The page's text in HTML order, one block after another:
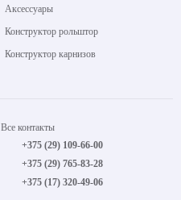
Аксессуары
Конструктор рольштор
Конструктор карнизов
Все контакты
+375 (29) 109-66-00
+375 (29) 765-83-28
+375 (17) 320-49-06